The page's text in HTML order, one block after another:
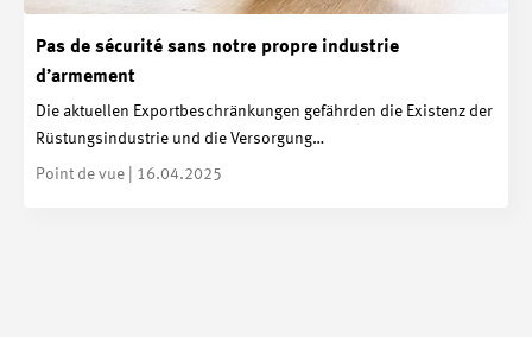
Pas de sécurité sans notre propre industrie
d’armement
Die aktuellen Exportbeschränkungen gefährden die Existenz der
Rüstungsindustrie und die Versorgung…
Point de vue | 16.04.2025